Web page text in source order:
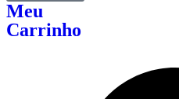
Meu
Carrinho